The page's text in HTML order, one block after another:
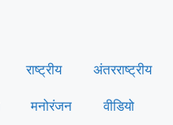
राष्ट्रीय अंतरराष्ट्रीय
मनोरंजन वीडियो